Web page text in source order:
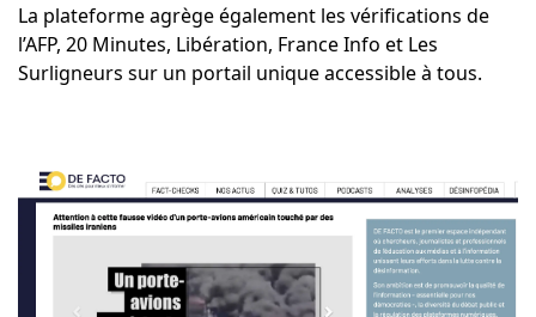
La plateforme agrège également les vérifications de
l’AFP, 20 Minutes, Libération, France Info et Les
Surligneurs sur un portail unique accessible à tous.